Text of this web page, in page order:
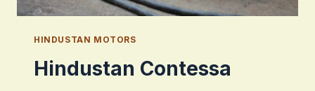
HINDUSTAN MOTORS
Hindustan Contessa